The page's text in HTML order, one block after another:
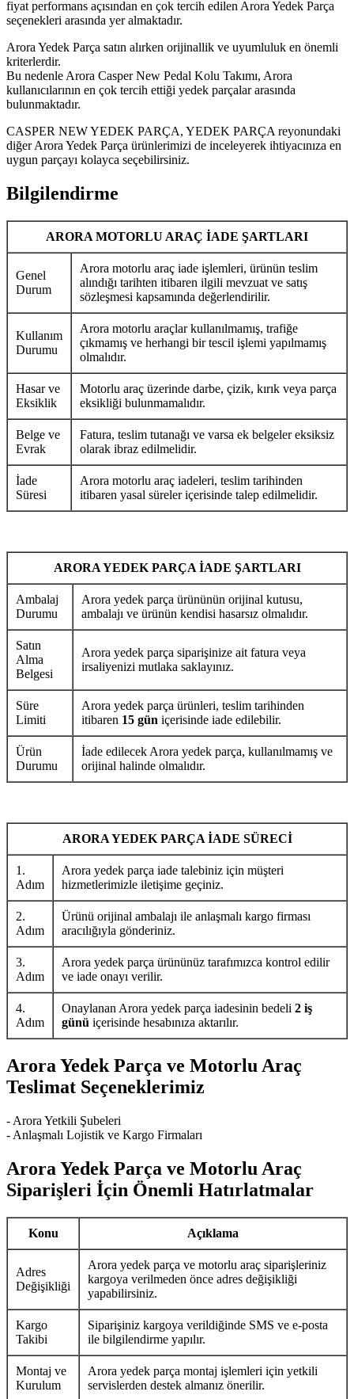
fiyat performans açısından en çok tercih edilen Arora Yedek Parça
seçenekleri arasında yer almaktadır.
Arora Yedek Parça satın alırken orijinallik ve uyumluluk en önemli
kriterlerdir.
Bu nedenle Arora Casper New Pedal Kolu Takımı, Arora
kullanıcılarının en çok tercih ettiği yedek parçalar arasında
bulunmaktadır.
CASPER NEW YEDEK PARÇA, YEDEK PARÇA reyonundaki
diğer Arora Yedek Parça ürünlerimizi de inceleyerek ihtiyacınıza en
uygun parçayı kolayca seçebilirsiniz.
Bilgilendirme
ARORA MOTORLU ARAÇ İADE ŞARTLARI
Genel
Durum
Arora motorlu araç iade işlemleri, ürünün teslim
alındığı tarihten itibaren ilgili mevzuat ve satış
sözleşmesi kapsamında değerlendirilir.
Kullanım
Durumu
Arora motorlu araçlar kullanılmamış, trafiğe
çıkmamış ve herhangi bir tescil işlemi yapılmamış
olmalıdır.
Hasar ve
Eksiklik
Motorlu araç üzerinde darbe, çizik, kırık veya parça
eksikliği bulunmamalıdır.
Belge ve
Evrak
Fatura, teslim tutanağı ve varsa ek belgeler eksiksiz
olarak ibraz edilmelidir.
İade
Süresi
Arora motorlu araç iadeleri, teslim tarihinden
itibaren yasal süreler içerisinde talep edilmelidir.
ARORA YEDEK PARÇA İADE ŞARTLARI
Ambalaj
Durumu
Arora yedek parça ürününün orijinal kutusu,
ambalajı ve ürünün kendisi hasarsız olmalıdır.
Satın
Alma
Belgesi
Arora yedek parça siparişinize ait fatura veya
irsaliyenizi mutlaka saklayınız.
Süre
Limiti
Arora yedek parça ürünleri, teslim tarihinden
itibaren 15 gün içerisinde iade edilebilir.
Ürün
Durumu
İade edilecek Arora yedek parça, kullanılmamış ve
orijinal halinde olmalıdır.
ARORA YEDEK PARÇA İADE SÜRECİ
1.
Adım
Arora yedek parça iade talebiniz için müşteri
hizmetlerimizle iletişime geçiniz.
2.
Adım
Ürünü orijinal ambalajı ile anlaşmalı kargo firması
aracılığıyla gönderiniz.
3.
Adım
Arora yedek parça ürününüz tarafımızca kontrol edilir
ve iade onayı verilir.
4.
Adım
Onaylanan Arora yedek parça iadesinin bedeli 2 iş
günü içerisinde hesabınıza aktarılır.
Arora Yedek Parça ve Motorlu Araç
Teslimat Seçeneklerimiz
- Arora Yetkili Şubeleri
- Anlaşmalı Lojistik ve Kargo Firmaları
Arora Yedek Parça ve Motorlu Araç
Siparişleri İçin Önemli Hatırlatmalar
Konu Açıklama
Adres
Değişikliği
Arora yedek parça ve motorlu araç siparişleriniz
kargoya verilmeden önce adres değişikliği
yapabilirsiniz.
Kargo
Takibi
Siparişiniz kargoya verildiğinde SMS ve e-posta
ile bilgilendirme yapılır.
Montaj ve
Kurulum
Arora yedek parça montaj işlemleri için yetkili
servislerden destek almanız önerilir.